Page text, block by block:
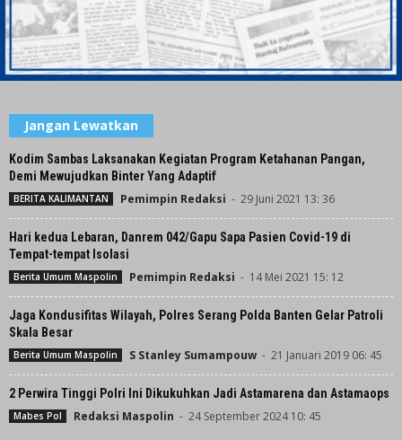
Jangan Lewatkan
Kodim Sambas Laksanakan Kegiatan Program Ketahanan Pangan,
Demi Mewujudkan Binter Yang Adaptif
BERITA KALIMANTAN Pemimpin Redaksi - 29 Juni 2021 13: 36
Hari kedua Lebaran, Danrem 042/Gapu Sapa Pasien Covid-19 di
Tempat-tempat Isolasi
Berita Umum Maspolin Pemimpin Redaksi - 14 Mei 2021 15: 12
Jaga Kondusifitas Wilayah, Polres Serang Polda Banten Gelar Patroli
Skala Besar
Berita Umum Maspolin S Stanley Sumampouw - 21 Januari 2019 06: 45
2 Perwira Tinggi Polri Ini Dikukuhkan Jadi Astamarena dan Astamaops
Mabes Pol Redaksi Maspolin - 24 September 2024 10: 45